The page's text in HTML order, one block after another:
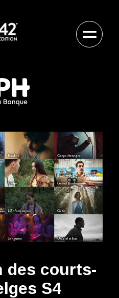
des courts-
S4